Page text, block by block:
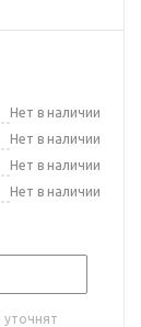
Нет в наличии
Нет в наличии
Нет в наличии
Нет в наличии